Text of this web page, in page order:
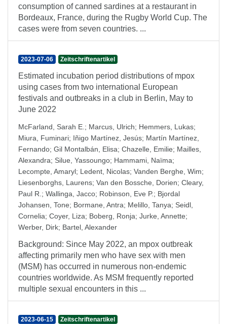
consumption of canned sardines at a restaurant in
Bordeaux, France, during the Rugby World Cup. The
cases were from seven countries. ...
2023-07-06 Zeitschriftenartikel
Estimated incubation period distributions of mpox
using cases from two international European
festivals and outbreaks in a club in Berlin, May to
June 2022
McFarland, Sarah E. ; Marcus, Ulrich; Hemmers, Lukas;
Miura, Fuminari; Iñigo Martínez, Jesús; Martín Martínez,
Fernando; Gil Montalbán, Elisa; Chazelle, Emilie; Mailles,
Alexandra; Silue, Yassoungo; Hammami, Naïma;
Lecompte, Amaryl; Ledent, Nicolas; Vanden Berghe, Wim;
Liesenborghs, Laurens; Van den Bossche, Dorien; Cleary,
Paul R. ; Wallinga, Jacco; Robinson, Eve P.; Bjordal
Johansen, Tone; Bormane, Antra; Melillo, Tanya; Seidl,
Cornelia; Coyer, Liza; Boberg, Ronja; Jurke, Annette;
Werber, Dirk; Bartel, Alexander
Background: Since May 2022, an mpox outbreak
affecting primarily men who have sex with men
(MSM) has occurred in numerous non-endemic
countries worldwide. As MSM frequently reported
multiple sexual encounters in this ...
2023-06-15 Zeitschriftenartikel